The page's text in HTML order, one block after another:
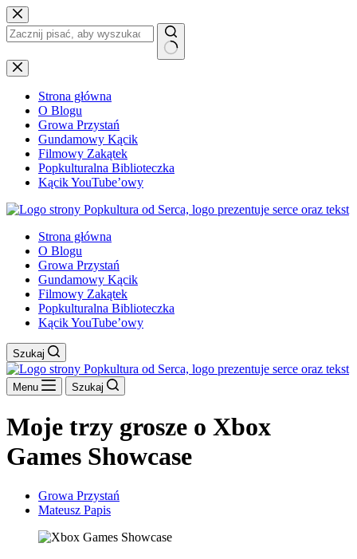
Przejdź
do
treści
Brak
wyników
Strona główna
O Blogu
Growa Przystań
Gundamowy Kącik
Filmowy Zakątek
Popkulturalna Biblioteczka
Kącik YouTube’owy
Strona główna
O Blogu
Growa Przystań
Gundamowy Kącik
Filmowy Zakątek
Popkulturalna Biblioteczka
Kącik YouTube’owy
Szukaj
Menu Szukaj
Moje trzy grosze o Xbox
Games Showcase
Growa Przystań
Mateusz Papis